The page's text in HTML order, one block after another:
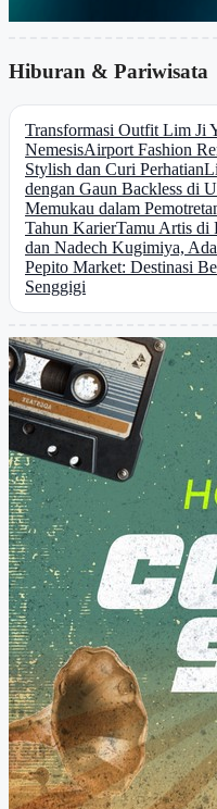
Hiburan & Pariwisata
Transformasi Outfit Lim Ji
NemesisAirport Fashion
Stylish dan Curi Perhatian
dengan Gaun Backless di
Memukau dalam
Tahun KarierTamu Artis di
dan Nadech Kugimiya,
Pepito Market: Destinasi
Senggigi